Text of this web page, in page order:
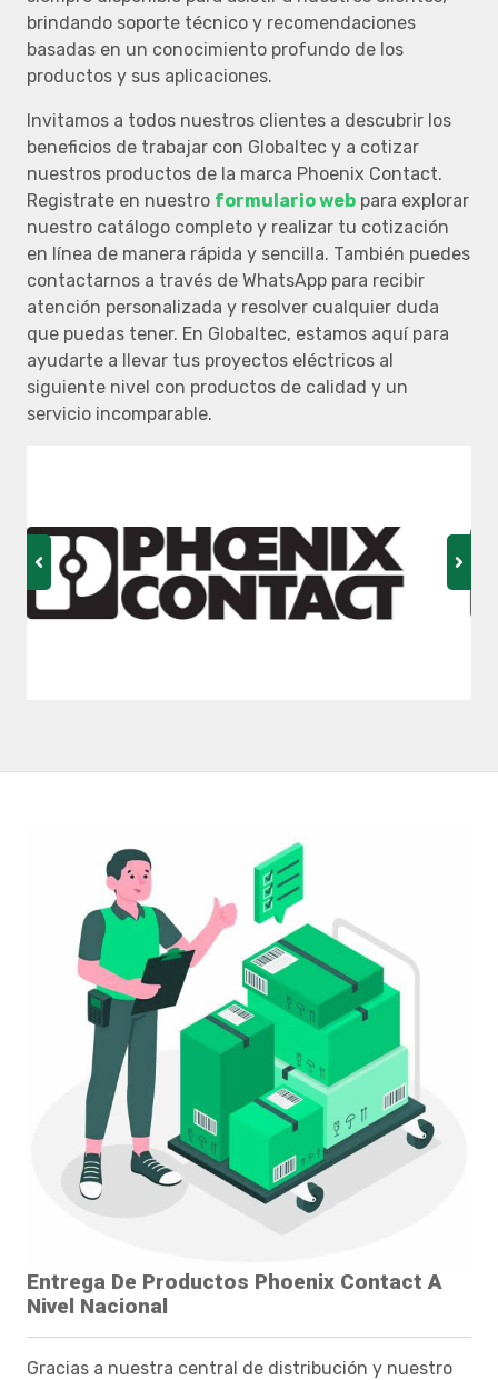
brindando soporte técnico y recomendaciones
basadas en un conocimiento profundo de los
productos y sus aplicaciones.
Invitamos a todos nuestros clientes a descubrir los
beneficios de trabajar con Globaltec y a cotizar
nuestros productos de la marca Phoenix Contact.
Registrate en nuestro formulario web para explorar
nuestro catálogo completo y realizar tu cotización
en línea de manera rápida y sencilla. También puedes
contactarnos a través de WhatsApp para recibir
atención personalizada y resolver cualquier duda
que puedas tener. En Globaltec, estamos aquí para
ayudarte a llevar tus proyectos eléctricos al
siguiente nivel con productos de calidad y un
servicio incomparable.
Entrega De Productos Phoenix Contact A
Nivel Nacional
Gracias a nuestra central de distribución y nuestro